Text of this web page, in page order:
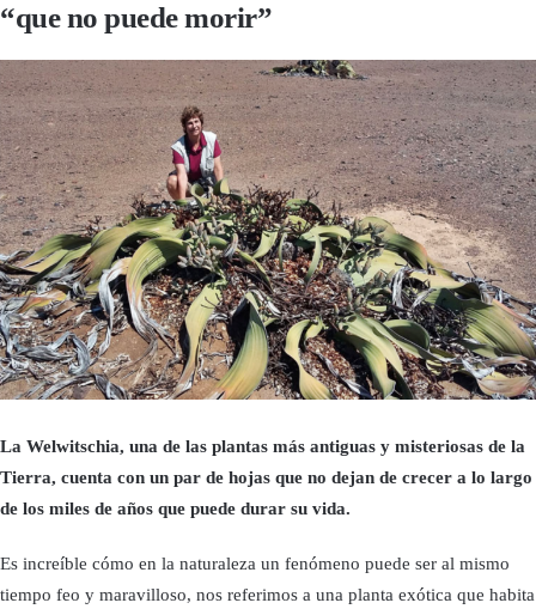
“que no puede morir”
La Welwitschia, una de las plantas más antiguas y misteriosas de la
Tierra, cuenta con un par de hojas que no dejan de crecer a lo largo
de los miles de años que puede durar su vida.
Es increíble cómo en la naturaleza un fenómeno puede ser al mismo
tiempo feo y maravilloso, nos referimos a una planta exótica que habita